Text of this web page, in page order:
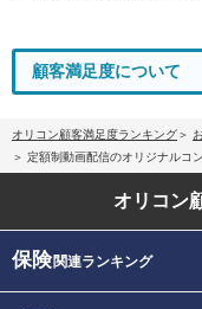
顧客満足度について
オリコン顧客満足度ランキング
定額制動画配信のオリジナルコ
オリコン
保険関連ランキング